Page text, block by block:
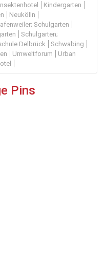
Kindergarten
Neukölln
Schulgarten
Schulgarten;
Delbrück
Schwabing
Umweltforum
Urban
Pins